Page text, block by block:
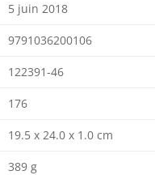
5 juin 2018
9791036200106
122391-46
176
19.5 x 24.0 x 1.0 cm
389 g